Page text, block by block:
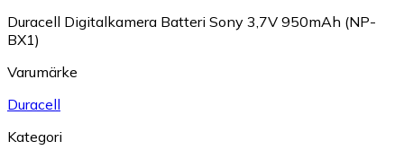
Duracell Digitalkamera Batteri Sony 3,7V 950mAh (NP-
BX1)
Varumärke
Duracell
Kategori